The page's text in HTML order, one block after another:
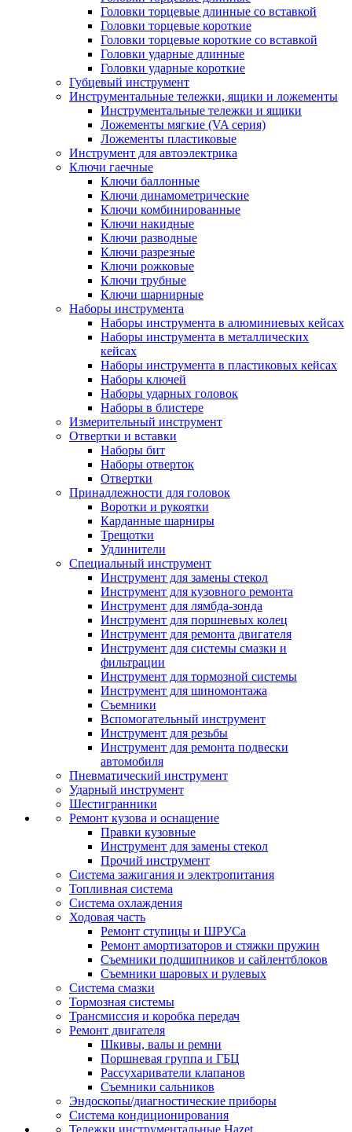
Головки торцевые длинные со вставкой
Головки торцевые короткие
Головки торцевые короткие со вставкой
Головки ударные длинные
Головки ударные короткие
Губцевый инструмент
Инструментальные тележки, ящики и ложементы
Инструментальные тележки и ящики
Ложементы мягкие (VA серия)
Ложементы пластиковые
Инструмент для автоэлектрика
Ключи гаечные
Ключи баллонные
Ключи динамометрические
Ключи комбинированные
Ключи накидные
Ключи разводные
Ключи разрезные
Ключи рожковые
Ключи трубные
Ключи шарнирные
Наборы инструмента
Наборы инструмента в алюминиевых кейсах
Наборы инструмента в металлических
кейсах
Наборы инструмента в пластиковых кейсах
Наборы ключей
Наборы ударных головок
Наборы в блистере
Измерительный инструмент
Отвертки и вставки
Наборы бит
Наборы отверток
Отвертки
Принадлежности для головок
Воротки и рукоятки
Карданные шарниры
Трещотки
Удлинители
Специальный инструмент
Инструмент для замены стекол
Инструмент для кузовного ремонта
Инструмент для лямбда-зонда
Инструмент для поршневых колец
Инструмент для ремонта двигателя
Инструмент для системы смазки и
фильтрации
Инструмент для тормозной системы
Инструмент для шиномонтажа
Съемники
Вспомогательный инструмент
Инструмент для резьбы
Инструмент для ремонта подвески
автомобиля
Пневматический инструмент
Ударный инструмент
Шестигранники
Ремонт кузова и оснащение
Правки кузовные
Инструмент для замены стекол
Прочий инструмент
Система зажигания и электропитания
Топливная система
Система охлаждения
Ходовая часть
Ремонт ступицы и ШРУСа
Ремонт амортизаторов и стяжки пружин
Съемники подшипников и сайлентблоков
Съемники шаровых и рулевых
Система смазки
Тормозная системы
Трансмиссия и коробка передач
Ремонт двигателя
Шкивы, валы и ремни
Поршневая группа и ГБЦ
Рассухариватели клапанов
Съемники сальников
Эндоскопы/диагностические приборы
Система кондиционирования
Тележки инструментальные Hazet